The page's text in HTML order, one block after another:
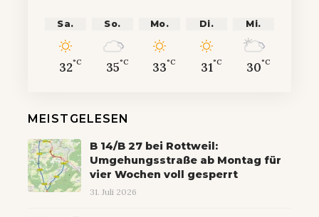
Sa.
32°C
So.
35°C
Mo.
33°C
Di.
31°C
Mi.
30°C
MEISTGELESEN
B 14/B 27 bei Rottweil:
Umgehungsstraße ab Montag für
vier Wochen voll gesperrt
31. Juli 2026